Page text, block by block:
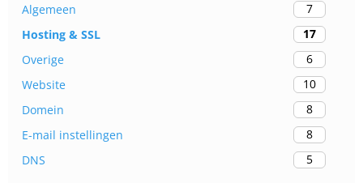
Algemeen
7
Hosting & SSL
17
Overige
6
Website
10
Domein
8
E-mail instellingen
8
DNS
5